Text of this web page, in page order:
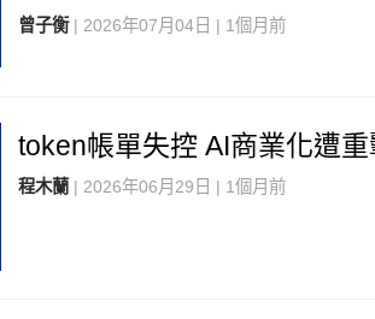
曾子衡| 2026年07月04日 | 1個月前
token帳單失控 AI商業化遭重
程木蘭 | 2026年06月29日 | 1個月前